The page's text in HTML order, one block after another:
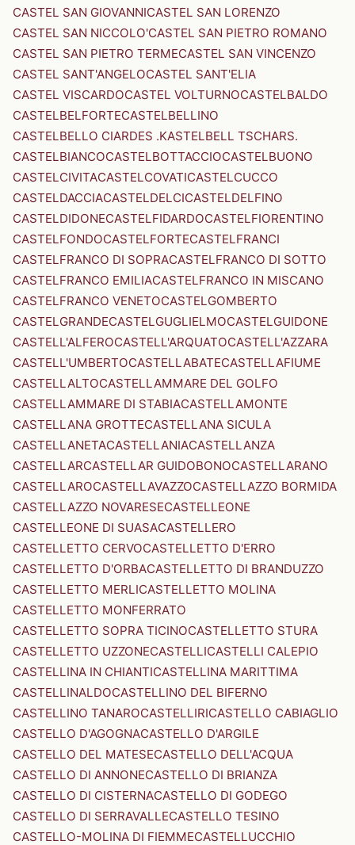
CASTEL SAN GIOVANNICASTEL SAN LORENZO
CASTEL SAN NICCOLO'CASTEL SAN PIETRO ROMANO
CASTEL SAN PIETRO TERMECASTEL SAN VINCENZO
CASTEL SANT'ANGELOCASTEL SANT'ELIA
CASTEL VISCARDOCASTEL VOLTURNOCASTELBALDO
CASTELBELFORTECASTELBELLINO
CASTELBELLO CIARDES .KASTELBELL TSCHARS.
CASTELBIANCOCASTELBOTTACCIOCASTELBUONO
CASTELCIVITACASTELCOVATICASTELCUCCO
CASTELDACCIACASTELDELCICASTELDELFINO
CASTELDIDONECASTELFIDARDOCASTELFIORENTINO
CASTELFONDOCASTELFORTECASTELFRANCI
CASTELFRANCO DI SOPRACASTELFRANCO DI SOTTO
CASTELFRANCO EMILIACASTELFRANCO IN MISCANO
CASTELFRANCO VENETOCASTELGOMBERTO
CASTELGRANDECASTELGUGLIELMOCASTELGUIDONE
CASTELL'ALFEROCASTELL'ARQUATOCASTELL'AZZARA
CASTELL'UMBERTOCASTELLABATECASTELLAFIUME
CASTELLALTOCASTELLAMMARE DEL GOLFO
CASTELLAMMARE DI STABIACASTELLAMONTE
CASTELLANA GROTTECASTELLANA SICULA
CASTELLANETACASTELLANIACASTELLANZA
CASTELLARCASTELLAR GUIDOBONOCASTELLARANO
CASTELLAROCASTELLAVAZZOCASTELLAZZO BORMIDA
CASTELLAZZO NOVARESECASTELLEONE
CASTELLEONE DI SUASACASTELLERO
CASTELLETTO CERVOCASTELLETTO D'ERRO
CASTELLETTO D'ORBACASTELLETTO DI BRANDUZZO
CASTELLETTO MERLICASTELLETTO MOLINA
CASTELLETTO MONFERRATO
CASTELLETTO SOPRA TICINOCASTELLETTO STURA
CASTELLETTO UZZONECASTELLICASTELLI CALEPIO
CASTELLINA IN CHIANTICASTELLINA MARITTIMA
CASTELLINALDOCASTELLINO DEL BIFERNO
CASTELLINO TANAROCASTELLIRICASTELLO CABIAGLIO
CASTELLO D'AGOGNACASTELLO D'ARGILE
CASTELLO DEL MATESECASTELLO DELL'ACQUA
CASTELLO DI ANNONECASTELLO DI BRIANZA
CASTELLO DI CISTERNACASTELLO DI GODEGO
CASTELLO DI SERRAVALLECASTELLO TESINO
CASTELLO-MOLINA DI FIEMMECASTELLUCCHIO